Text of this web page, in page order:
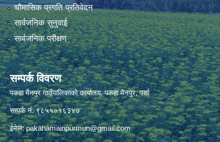
चौमासिक प्रगति प्रतिवेदन
सार्वजनिक सुनुवाई
सार्वजनिक परीक्षण
सम्पर्क विवरण
पकहा मैनपुर गाउँपालिकाको कार्यालय, पकहा मैनपुर, पर्सा
सम्पर्क नं. ९८५५०१६३४७
ईमेल:pakahamainpurmun@gmail.com